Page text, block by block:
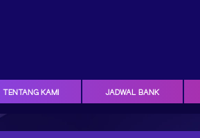
TENTANG KAMI JADWAL BANK